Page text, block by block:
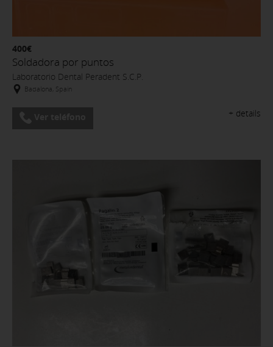
400€
Soldadora por puntos
Laboratorio Dental Peradent S.C.P.
Badalona, Spain
+ details